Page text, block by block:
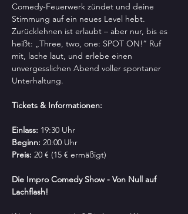
Comedy-Feuerwerk zündet und deine
Stimmung auf ein neues Level hebt.
Zurücklehnen ist erlaubt – aber nur, bis es
heißt: „Three, two, one: SPOT ON!“ Ruf
mit, lache laut, und erlebe einen
unvergesslichen Abend voller spontaner
Unterhaltung.
Tickets & Informationen:
Einlass: 19:30 Uhr
Beginn: 20:00 Uhr
Preis: 20 € (15 € ermäßigt)
Die Impro Comedy Show - Von Null auf
Lachflash!